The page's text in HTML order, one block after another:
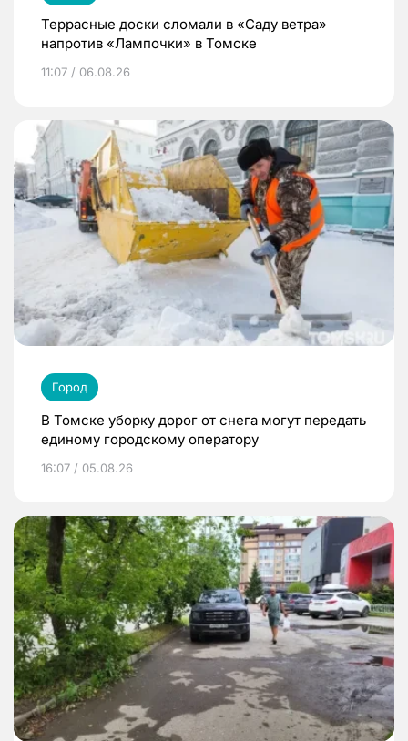
Террасные доски сломали в «Саду ветра»
напротив «Лампочки» в Томске
11:07 / 06.08.26
Город
В Томске уборку дорог от снега могут передать
единому городскому оператору
16:07 / 05.08.26